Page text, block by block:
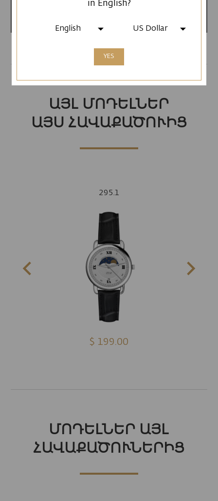
Արտադրված է
ԱՅԼ ՄՈԴԵԼՆԵՐ
ԱՅՍ ՀԱՎԱՔԱԾՈՒԻՑ
295.1
$ 199.00
ՄՈԴԵԼՆԵՐ ԱՅԼ
ՀԱՎԱՔԱԾՈՒՆԵՐԻՑ
in English?
English US Dollar
YES